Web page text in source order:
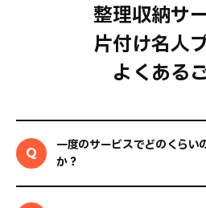
整理収納サ
片付け名人
よくある
Q
一度のサービスでどのくらい
か？